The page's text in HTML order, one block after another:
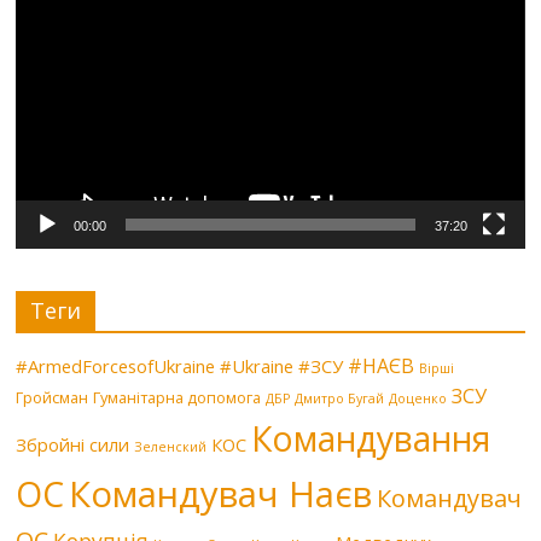
00:00 37:20
Теги
#ArmedForcesofUkraine #Ukraine #ЗСУ #НАЄВ Вірші
Гройсман Гуманітарна допомога ДБР Дмитро Бугай Доценко ЗСУ
Збройні сили Зеленский КОС Командування
ОС Командувач Наєв Командувач